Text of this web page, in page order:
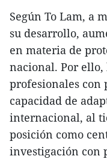
Según To Lam, a
su desarrollo,
en materia de
nacional. Por
profesionales con
capacidad de
internacional, al
posición como
investigación con